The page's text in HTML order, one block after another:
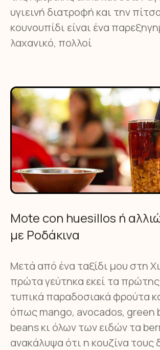
υγιεινή διατροφή και την
κουνουπίδι είναι ένα
λαχανικό, πολλοί
Mote con huesillos ή
με Ροδάκινα
Μετά από ένα ταξίδι μου στη
πρώτα γεύτηκα εκεί τα
τυπικά παραδοσιακά φρούτα
όπως mango, avocados, green
beans κι όλων των ειδών τα
ανακάλυψα ότι η κουζίνα τους